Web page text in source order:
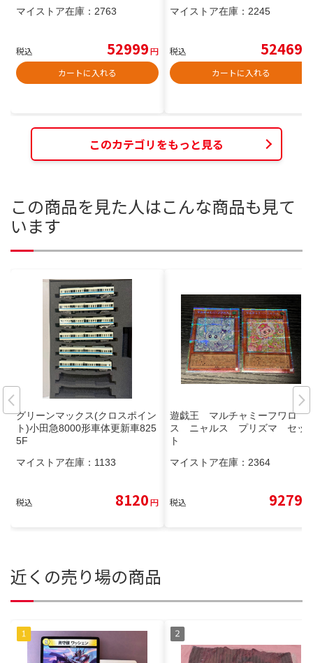
マイストア在庫： 2763
税込 52999円
カートに入れる
マイストア在庫： 2245
税込 52469
カートに入れる
このカテゴリをもっと見る
この商品を見た人はこんな商品も見て
います
グリーンマックス(クロスポイン
ト)小田急8000形車体更新車825
5F
マイストア在庫： 1133
税込 8120円
遊戯王 マルチャミーフワロ
ス ニャルス プリズマ セッ
ト
マイストア在庫： 2364
税込 9279
近くの売り場の商品